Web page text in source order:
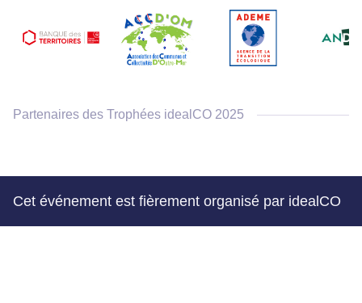
Partenaires des Trophées idealCO 2025
Cet événement est fièrement organisé par idealCO